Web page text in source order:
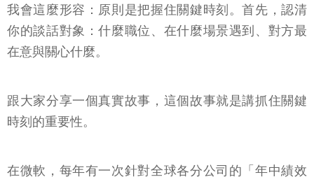
我會這麼形容：原則是把握住關鍵時刻。首先，認清
你的談話對象：什麼職位、在什麼場景遇到、對方最
在意與關心什麼。
跟大家分享一個真實故事，這個故事就是講抓住關鍵
時刻的重要性。
在微軟，每年有一次針對全球各分公司的「年中績效